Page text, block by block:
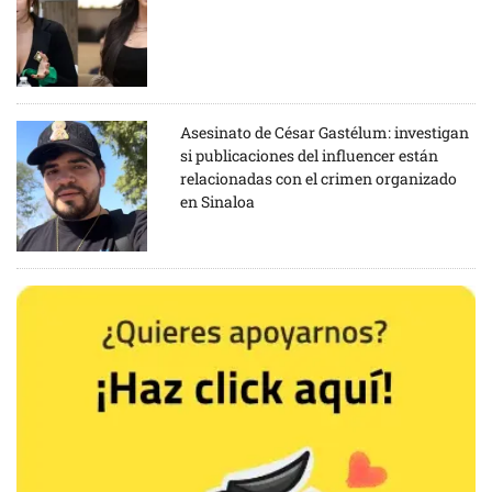
Asesinato de César Gastélum: investigan
si publicaciones del influencer están
relacionadas con el crimen organizado
en Sinaloa